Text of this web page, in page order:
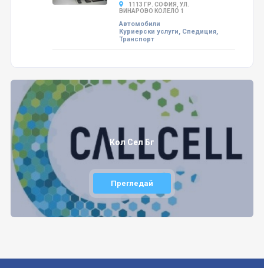
1113 ГР. СОФИЯ, УЛ.
ВИНАРОВО КОЛЕЛО 1
Автомобили
Куриерски услуги, Спедиция,
Транспорт
Кол Сел Бг
Прегледай